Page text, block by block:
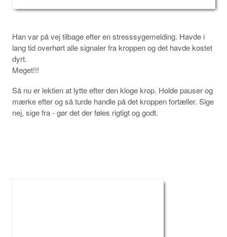
Han var på vej tilbage efter en stresssygemelding. Havde i
lang tid overhørt alle signaler fra kroppen og det havde kostet
dyrt.
Meget!!!
Så nu er lektien at lytte efter den kloge krop. Holde pauser og
mærke efter og så turde handle på det kroppen fortæller. Sige
nej, sige fra - gør det der føles rigtigt og godt.